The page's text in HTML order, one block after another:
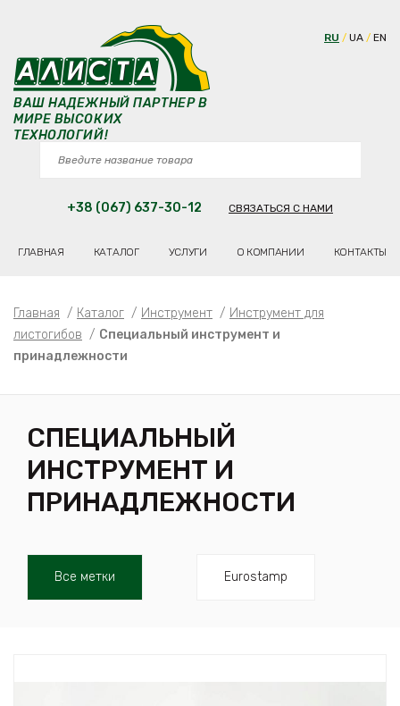
RU UA EN
ВАШ НАДЕЖНЫЙ ПАРТНЕР В
МИРЕ ВЫСОКИХ
ТЕХНОЛОГИЙ!
+38 (067) 637-30-12 СВЯЗАТЬСЯ С НАМИ
ГЛАВНАЯ КАТАЛОГ УСЛУГИ О КОМПАНИИ КОНТАКТЫ
Главная / Каталог / Инструмент / Инструмент для
листогибов / Специальный инструмент и
принадлежности
СПЕЦИАЛЬНЫЙ
ИНСТРУМЕНТ И
ПРИНАДЛЕЖНОСТИ
Все метки Eurostamp